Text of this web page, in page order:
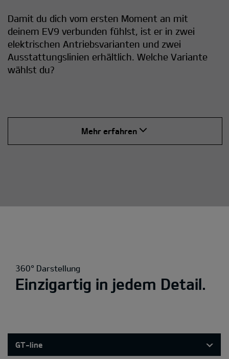
Damit du dich vom ersten Moment an mit
deinem EV9 verbunden fühlst, ist er in zwei
elektrischen Antriebsvarianten und zwei
Ausstattungslinien erhältlich. Welche Variante
wählst du?
Mehr erfahren
360° Darstellung
Einzigartig in jedem Detail.
GT-line